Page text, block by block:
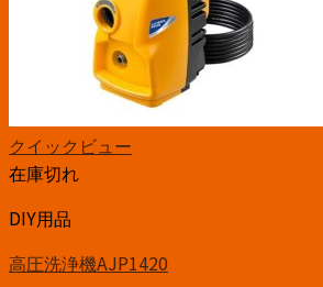
クイックビュー
在庫切れ
DIY用品
高圧洗浄機AJP1420